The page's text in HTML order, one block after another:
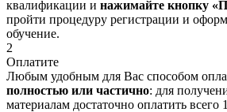
квалификации и нажимайте кнопку
пройти процедуру регистрации и
обучение.
2
Оплатите
Любым удобным для Вас способом
полностью или частично: для
материалам достаточно оплатить всего